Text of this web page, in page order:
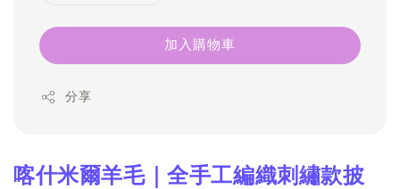
加入購物車
分享
喀什米爾羊毛｜全手工編織刺繡款披